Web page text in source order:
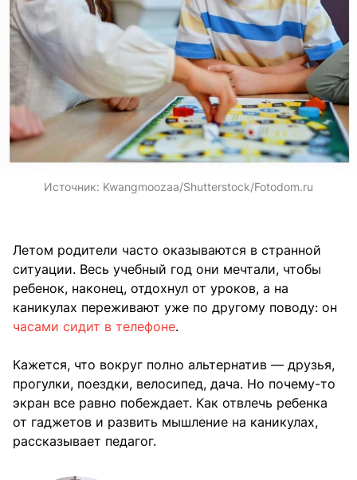
Источник: Kwangmoozaa/Shutterstock/Fotodom.ru
Летом родители часто оказываются в странной
ситуации. Весь учебный год они мечтали, чтобы
ребенок, наконец, отдохнул от уроков, а на
каникулах переживают уже по другому поводу: он
часами сидит в телефоне.
Кажется, что вокруг полно альтернатив — друзья,
прогулки, поездки, велосипед, дача. Но почему-то
экран все равно побеждает. Как отвлечь ребенка
от гаджетов и развить мышление на каникулах,
рассказывает педагог.